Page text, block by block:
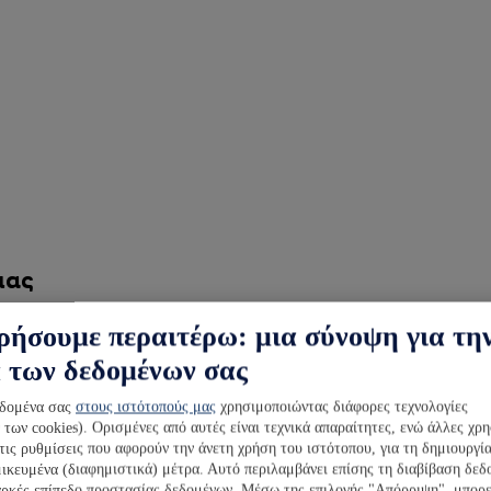
για την επεξεργασία δεδομένων
περαιτέρω: μια σύνοψη για
των δεδομένων σας
σας στους ιστότοπούς μας χρησιμοποιώντας διάφορες τεχνολογίες
cookies). Ορισμένες από αυτές είναι τεχνικά απαραίτητες, ενώ άλλες
ρυθμίσεις που αφορούν την άνετη χρήση του ιστότοπου, για τη
(διαφημιστικά) μέτρα. Αυτό περιλαμβάνει επίσης τη διαβίβαση